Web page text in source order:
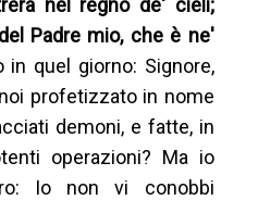
Padre mio, che è ne'
in quel giorno: Signore,
profetizzato in nome
demoni, e fatte, in
operazioni? Ma io
Io non vi conobbi